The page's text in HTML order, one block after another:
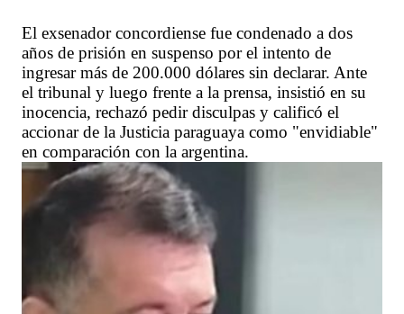
El exsenador concordiense fue condenado a dos
años de prisión en suspenso por el intento de
ingresar más de 200.000 dólares sin declarar. Ante
el tribunal y luego frente a la prensa, insistió en su
inocencia, rechazó pedir disculpas y calificó el
accionar de la Justicia paraguaya como "envidiable"
en comparación con la argentina.